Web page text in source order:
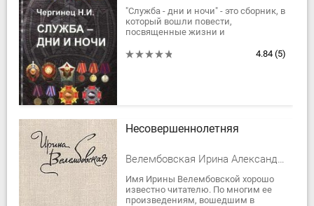
"Служба - дни и ночи" - это сборник, в
который вошли повести,
посвященные жизни и
ее трудным и тревожным будням.
4.84 (5)
Несовершеннолетняя
Велембовская Ирина Александровна
Имя Ирины Велембовской хорошо
известно читателю. По многим ее
произведениям, вошедшим в